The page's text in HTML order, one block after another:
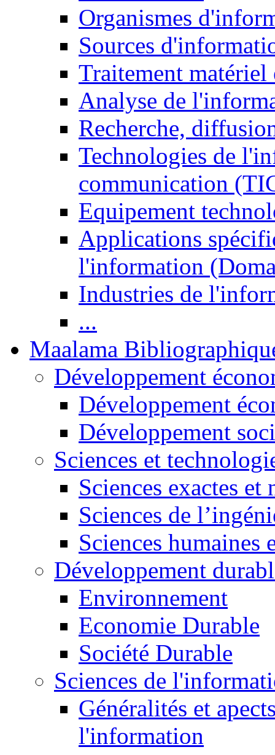
Organismes
Sources
Traitement matériel
Analyse de
Recherche,
Technologies de
communication
Equipement
Applications
l'information
Industries de
...
Maalama
Développement
Développement
Développement
Sciences et
Sciences exactes et
Sciences de
Sciences humaines
Développement
Environnement
Economie Durable
Société Durable
Sciences de
Généralités et
l'information